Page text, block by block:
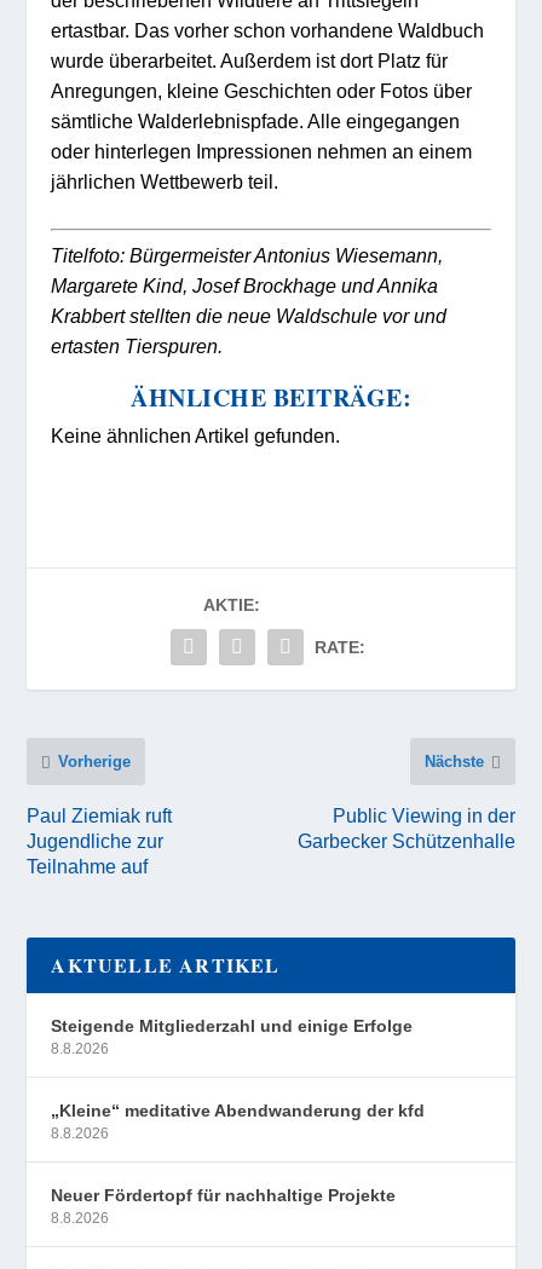
ertastbar. Das vorher schon vorhandene Waldbuch
wurde überarbeitet. Außerdem ist dort Platz für
Anregungen, kleine Geschichten oder Fotos über
sämtliche Walderlebnispfade. Alle eingegangen
oder hinterlegen Impressionen nehmen an einem
jährlichen Wettbewerb teil.
Titelfoto: Bürgermeister Antonius Wiesemann,
Margarete Kind, Josef Brockhage und Annika
Krabbert stellten die neue Waldschule vor und
ertasten Tierspuren.
ÄHNLICHE BEITRÄGE:
Keine ähnlichen Artikel gefunden.
AKTIE:
RATE:
Vorherige
Paul Ziemiak ruft
Jugendliche zur
Teilnahme auf
Nächste
Public Viewing in der
Garbecker Schützenhalle
AKTUELLE ARTIKEL
Steigende Mitgliederzahl und einige Erfolge
8.8.2026
„Kleine“ meditative Abendwanderung der kfd
8.8.2026
Neuer Fördertopf für nachhaltige Projekte
8.8.2026